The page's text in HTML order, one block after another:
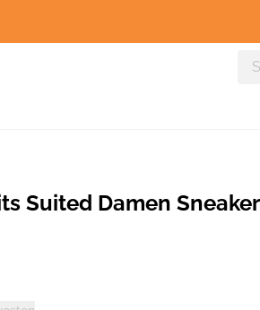
Suited Damen Sneaker